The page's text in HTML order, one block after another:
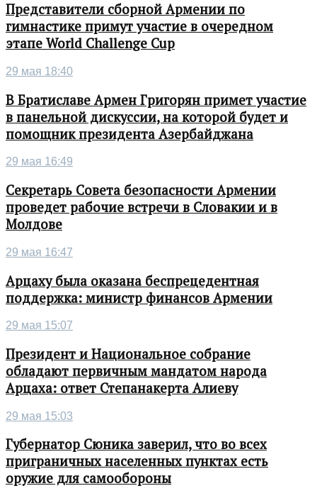
Представители сборной Армении по
гимнастике примут участие в очередном
этапе World Challenge Cup
29 мая 18:40
В Братиславе Армен Григорян примет участие
в панельной дискуссии, на которой будет и
помощник президента Азербайджана
29 мая 16:49
Секретарь Совета безопасности Армении
проведет рабочие встречи в Словакии и в
Молдове
29 мая 16:47
Арцаху была оказана беспрецедентная
поддержка: министр финансов Армении
29 мая 15:07
Президент и Национальное собрание
обладают первичным мандатом народа
Арцаха: ответ Степанакерта Алиеву
29 мая 15:03
Губернатор Сюника заверил, что во всех
приграничных населенных пунктах есть
оружие для самообороны